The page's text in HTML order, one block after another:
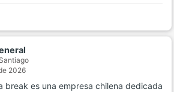
Santiago
2026
break es una empresa chilena dedicada